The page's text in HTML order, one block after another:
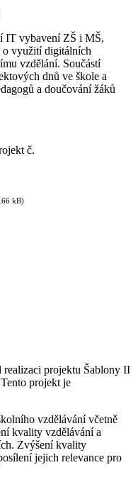
IT vybavení ZŠ i MŠ,
o využití digitálních
vzdělání. Součástí
dnů ve škole a
a doučování žáků
č.
kB)
projektu Šablony II
projekt je
vzdělávání včetně
kvality vzdělávání a
Zvýšení kvality
jejich relevance pro